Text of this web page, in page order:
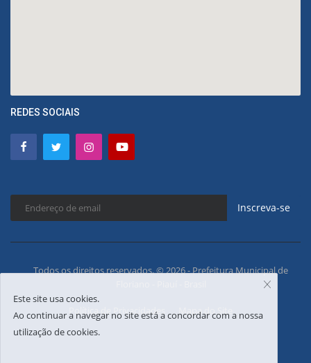
REDES SOCIAIS
Inscreva-se
Todos os direitos reservados. © 2026 - Prefeitura Municipal de
Política de Privacidades Mapa do Site
Este site usa cookies.
Ao continuar a navegar no site está a concordar com a nossa
utilização de cookies.